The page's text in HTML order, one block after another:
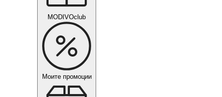
MODIVOclub
Моите промоции